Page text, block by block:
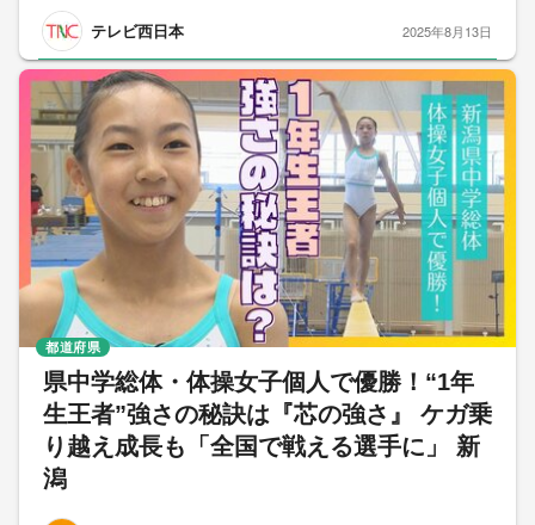
テレビ西日本 2025年8月13日
県中学総体・体操女子個人で優勝！“1年
生王者”強さの秘訣は『芯の強さ』 ケガ乗
り越え成長も「全国で戦える選手に」 新
潟
都道府県